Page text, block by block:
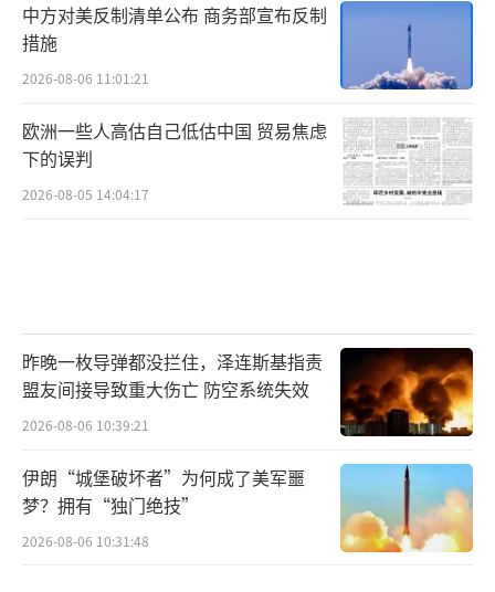
中方对美反制清单公布 商务部宣布反制
措施
2026-08-06 11:01:21
欧洲一些人高估自己低估中国 贸易焦虑
下的误判
2026-08-05 14:04:17
昨晚一枚导弹都没拦住，泽连斯基指责
盟友间接导致重大伤亡 防空系统失效
2026-08-06 10:39:21
伊朗“城堡破坏者”为何成了美军噩
梦？拥有“独门绝技”
2026-08-06 10:31:48